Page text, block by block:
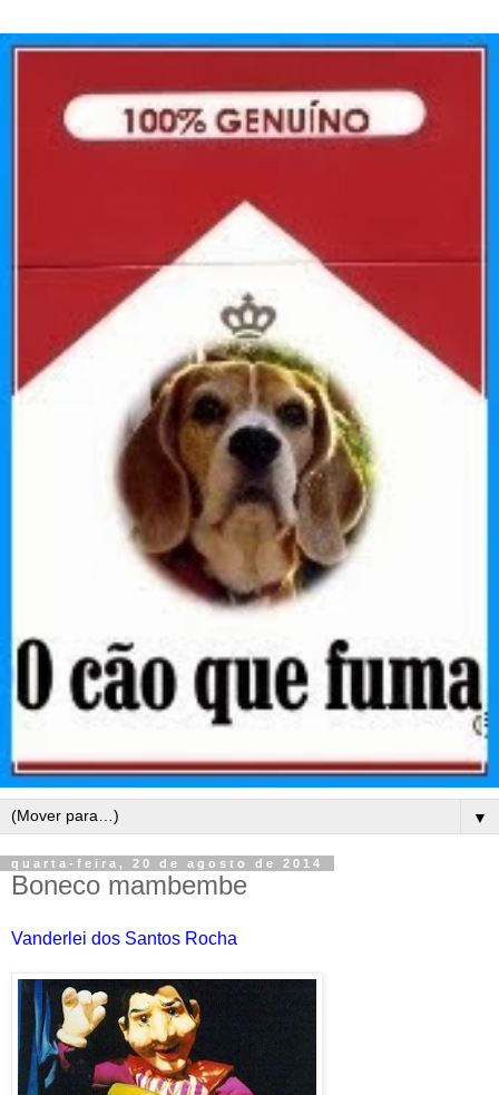
▼
quarta-feira, 20 de agosto de 2014
Boneco mambembe
Vanderlei dos Santos Rocha